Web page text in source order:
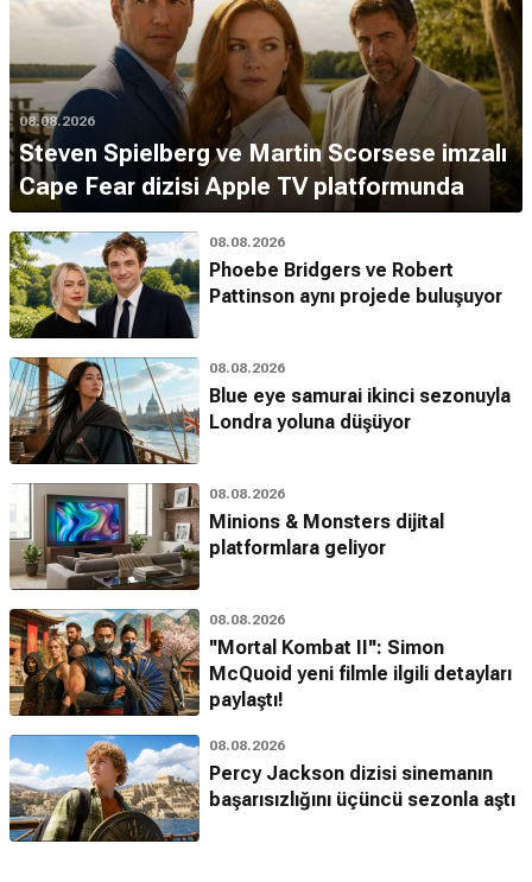
08.08.2026
Steven Spielberg ve Martin Scorsese imzalı
Cape Fear dizisi Apple TV platformunda
08.08.2026
Phoebe Bridgers ve Robert
Pattinson aynı projede buluşuyor
08.08.2026
Blue eye samurai ikinci sezonuyla
Londra yoluna düşüyor
08.08.2026
Minions & Monsters dijital
platformlara geliyor
08.08.2026
''Mortal Kombat II'': Simon
McQuoid yeni filmle ilgili detayları
paylaştı!
08.08.2026
Percy Jackson dizisi sinemanın
başarısızlığını üçüncü sezonla aştı